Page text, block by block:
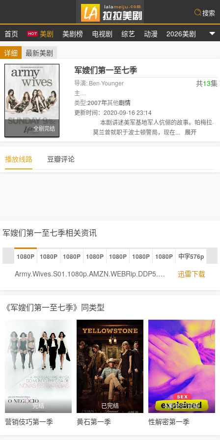
首页 美剧 美剧榜 电视剧 综艺 动漫 2026美剧
搜索
详细 最新美剧
全剧完结
军嫂们第一至七季
共13集
导演: Ben·Younger
主
演:Kim·Delaney Catherine·Bell
类型:2007年其他剧情
更新时间：2020-09-16 23:14
本剧讲述美军基地军人伉俪的故事。帕梅拉·
莫兰曾就职于波士顿警局，现在...
展开
播放线路 豆瓣评论
军嫂们第一至七季相关资讯
1080P 1080P 1080P 1080P 1080P 1080P 1080P 中字576p
Army.Wives.S01.1080p.AMZN.WEBRip.DDP5.1.x264-TrollHD[rartv] 迅雷下载
《军嫂们第一至七季》同类型
完结
营销伎巧第一季
已完结
黄石第一季
5集全/已完结
性解密第一季